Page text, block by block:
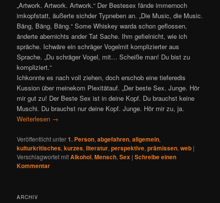
„Artwork. Artwork. Artwork.“ Der Bestesex fände immernoch
imkopfstatt, äußerte sichder Typneben an. „Die Music, die Music.
Bäng, Bäng, Bäng.“ Some Whiskey warda schon geflossen,
änderte abernichts ander Tat Sache. Ihm gefielnicht, wie ich
spräche. Ichwäre ein schräger Vogelmit komplizierter aus
Sprache. „Du schräger Vogel, mit… Scheiße man! Du bist zu
kompliziert.“
Ichkonnte es nach voll ziehen, doch erschob eine tieferedis
Kussion über meinekom Plexitätauf. „Der beste Sex. Junge. Hör
mir gut zu! Der Beste Sex ist in deine Kopf. Du brauchst keine
Muschi. Du brauchst nur deine Kopf. Junge. Hör mir zu, ja.
Weiterlesen →
Veröffentlicht unter1. Person,abgefahren,allgemein,
kulturkritisches,kurzes,literatur,perspektive,prämissen,web |
Verschlagwortet mitAlkohol,Mensch,Sex |Schreibe einen
Kommentar
ARCHIV